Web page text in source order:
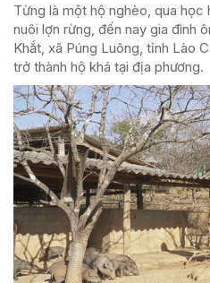
Từng là một hộ nghèo, qua học
nuôi lợn rừng, đến nay gia đình
Khắt, xã Púng Luông, tỉnh Lào
trở thành hộ khá tại địa phương.